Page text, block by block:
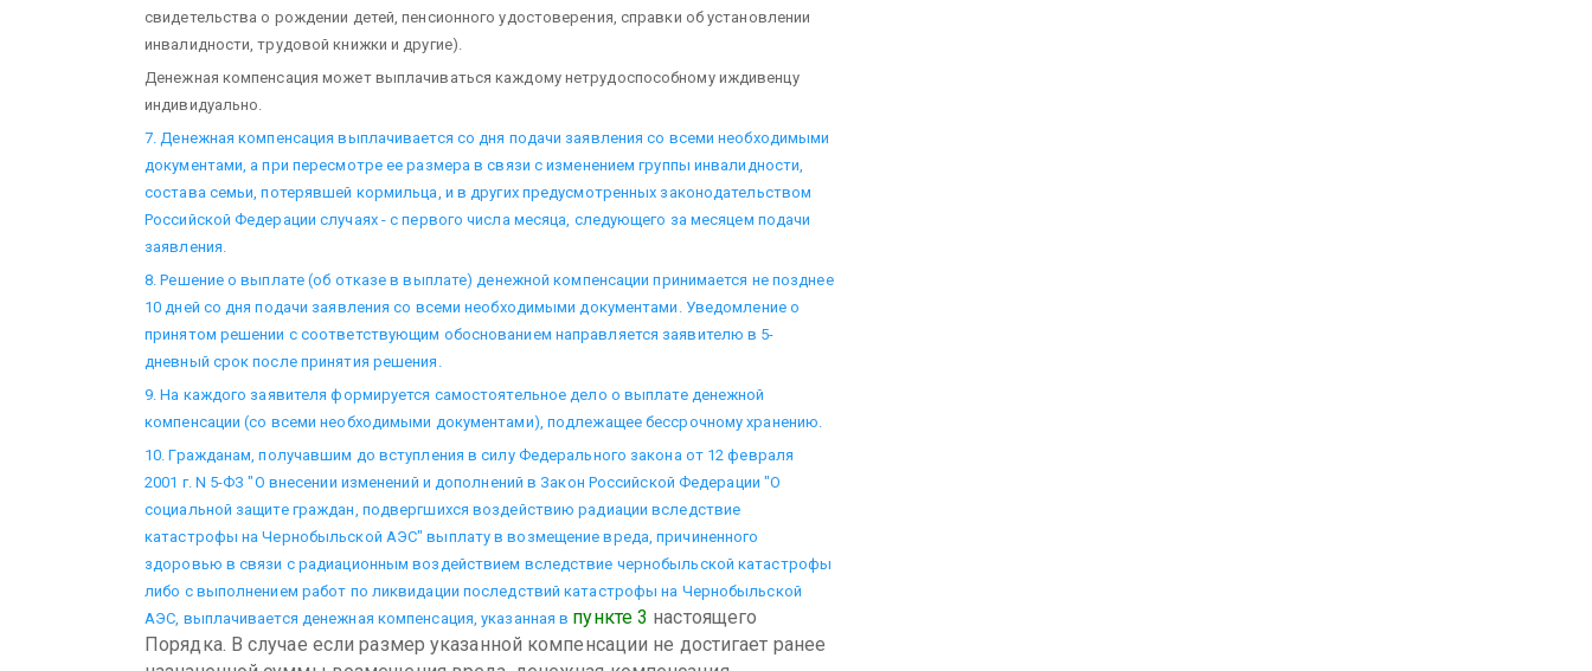
свидетельства о рождении детей, пенсионного удостоверения, справки об установлении
инвалидности, трудовой книжки и другие).
Денежная компенсация может выплачиваться каждому нетрудоспособному иждивенцу
индивидуально.
7. Денежная компенсация выплачивается со дня подачи заявления со всеми необходимыми
документами, а при пересмотре ее размера в связи с изменением группы инвалидности,
состава семьи, потерявшей кормильца, и в других предусмотренных законодательством
Российской Федерации случаях - с первого числа месяца, следующего за месяцем подачи
заявления.
8. Решение о выплате (об отказе в выплате) денежной компенсации принимается не позднее
10 дней со дня подачи заявления со всеми необходимыми документами. Уведомление о
принятом решении с соответствующим обоснованием направляется заявителю в 5-
дневный срок после принятия решения.
9. На каждого заявителя формируется самостоятельное дело о выплате денежной
компенсации (со всеми необходимыми документами), подлежащее бессрочному хранению.
10. Гражданам, получавшим до вступления в силу Федерального закона от 12 февраля
2001 г. N 5-ФЗ "О внесении изменений и дополнений в Закон Российской Федерации "О
социальной защите граждан, подвергшихся воздействию радиации вследствие
катастрофы на Чернобыльской АЭС" выплату в возмещение вреда, причиненного
здоровью в связи с радиационным воздействием вследствие чернобыльской катастрофы
либо с выполнением работ по ликвидации последствий катастрофы на Чернобыльской
АЭС, выплачивается денежная компенсация, указанная в пункте 3 настоящего
Порядка. В случае если размер указанной компенсации не достигает ранее